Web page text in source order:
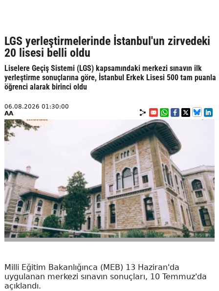
LGS yerleştirmelerinde İstanbul'un zirvedeki
20 lisesi belli oldu
Liselere Geçiş Sistemi (LGS) kapsamındaki merkezi sınavın ilk
yerleştirme sonuçlarına göre, İstanbul Erkek Lisesi 500 tam puanla
öğrenci alarak birinci oldu
06.08.2026 01:30:00
AA
Milli Eğitim Bakanlığınca (MEB) 13 Haziran'da
uygulanan merkezi sınavın sonuçları, 10 Temmuz'da
açıklandı.